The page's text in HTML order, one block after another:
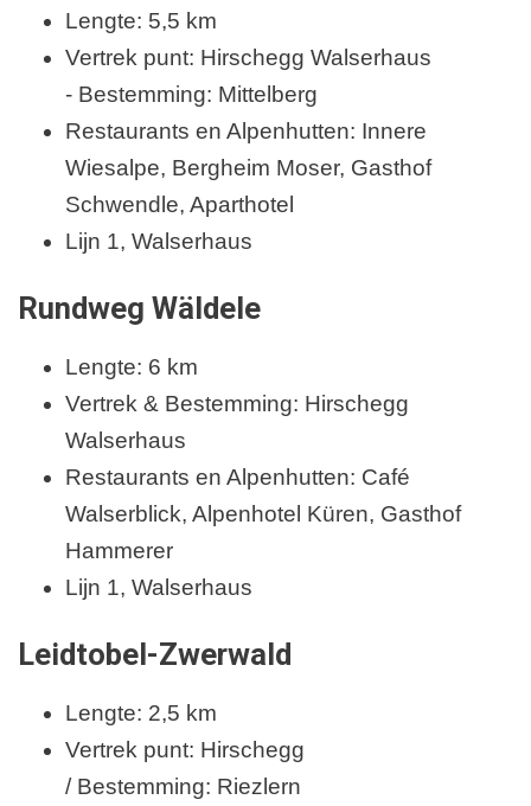
Lengte: 5,5 km
Vertrek punt: Hirschegg Walserhaus
- Bestemming: Mittelberg
Restaurants en Alpenhutten: Innere
Wiesalpe, Bergheim Moser, Gasthof
Schwendle, Aparthotel
Lijn 1, Walserhaus
Rundweg Wäldele
Lengte: 6 km
Vertrek & Bestemming: Hirschegg
Walserhaus
Restaurants en Alpenhutten: Café
Walserblick, Alpenhotel Küren, Gasthof
Hammerer
Lijn 1, Walserhaus
Leidtobel-Zwerwald
Lengte: 2,5 km
Vertrek punt: Hirschegg
/ Bestemming: Riezlern